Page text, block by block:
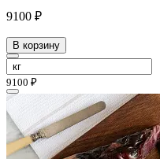
9100 ₽
В корзину
9100 ₽